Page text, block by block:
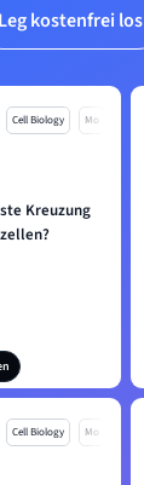
Leg kostenfrei los
Cell Biology Mo
Kreuzung
Cell Biology Mo